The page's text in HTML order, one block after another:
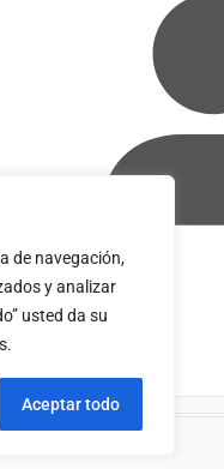
de navegación,
y analizar
usted da su
Aceptar todo
Acceder